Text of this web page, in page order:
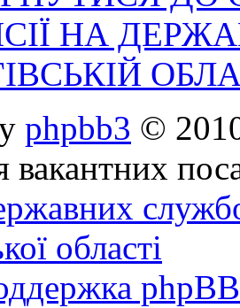
НА
phpbb3 ©
вакантних
області
phpBB